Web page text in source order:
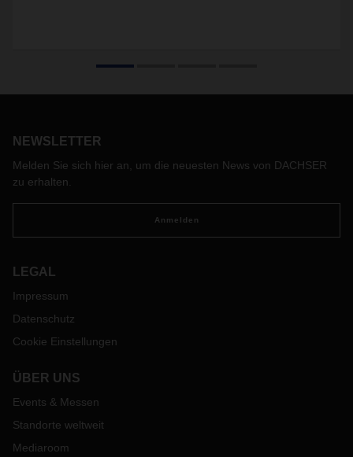
NEWSLETTER
Melden Sie sich hier an, um die neuesten News von DACHSER
zu erhalten.
Anmelden
LEGAL
Impressum
Datenschutz
Cookie Einstellungen
ÜBER UNS
Events & Messen
Standorte weltweit
Mediaroom